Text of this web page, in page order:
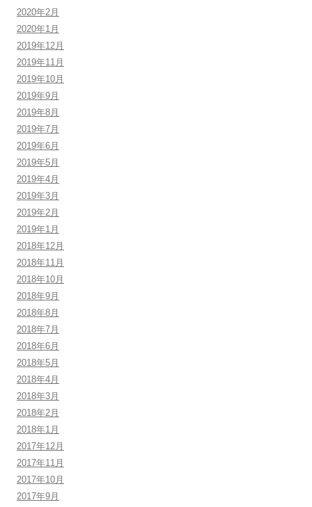
2020年2月
2020年1月
2019年12月
2019年11月
2019年10月
2019年9月
2019年8月
2019年7月
2019年6月
2019年5月
2019年4月
2019年3月
2019年2月
2019年1月
2018年12月
2018年11月
2018年10月
2018年9月
2018年8月
2018年7月
2018年6月
2018年5月
2018年4月
2018年3月
2018年2月
2018年1月
2017年12月
2017年11月
2017年10月
2017年9月